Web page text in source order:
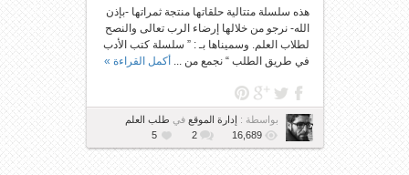
هذه سلسلة متتالية حلقاتها منتجة ثمراتها -بإذن
الله- نرجو من خلالها إرضاء الرب تعالى والنصح
لطلاب العلم. وسميناها بـ : ” سلسلة كتب الأدب
في طريق الطلب “ نجمع من ...أكمل القراءة »
بواسطة : إدارة الموقعفي طلب العلم
16,689
2
5